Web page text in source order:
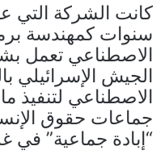
كانت الشركة التي
سنوات كمهندسة
الاصطناعي تعمل
الجيش الإسرائيلي
الاصطناعي لتنفيذ
جماعات حقوق
“إبادة جماعية” في